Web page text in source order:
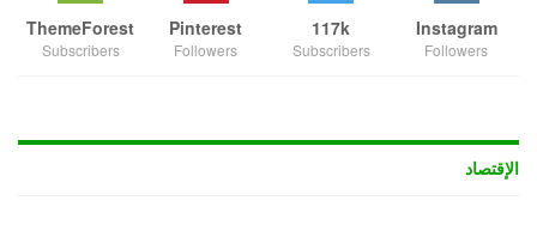
Instagram
Followers
117k
Subscribers
Pinterest
Followers
ThemeForest
Subscribers
الإقتصاد